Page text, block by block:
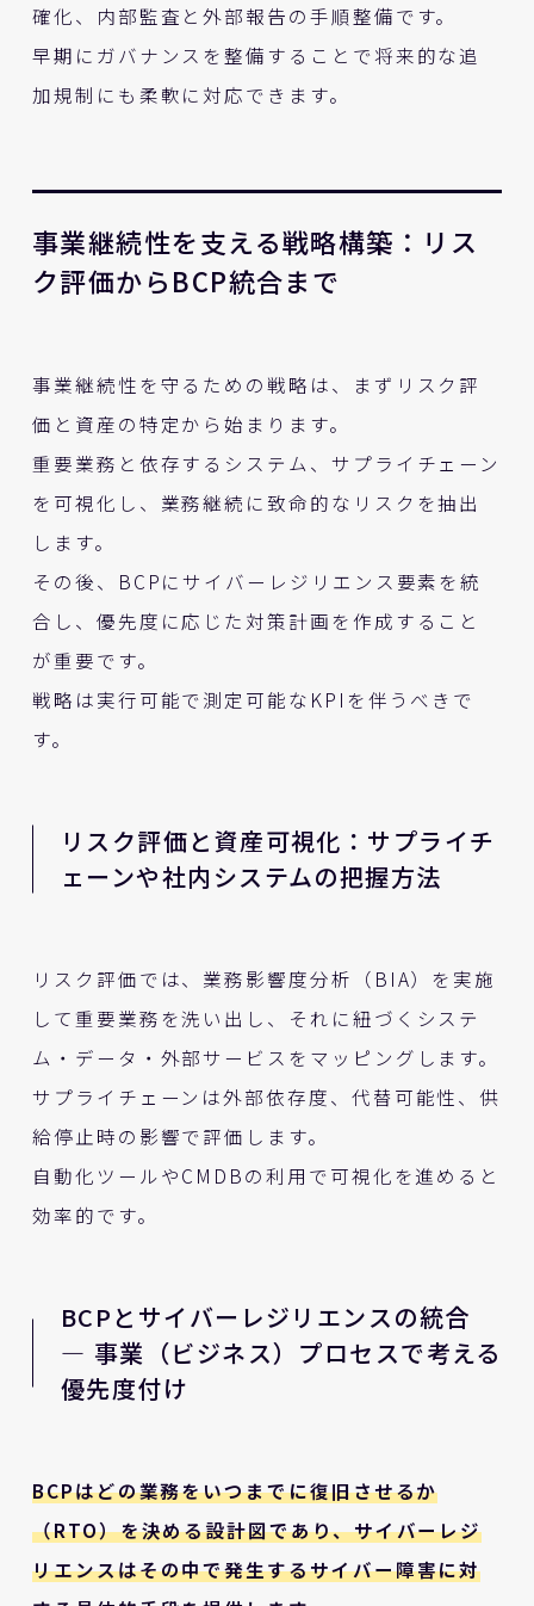
確化、内部監査と外部報告の手順整備です。
早期にガバナンスを整備することで将来的な追
加規制にも柔軟に対応できます。
事業継続性を支える戦略構築：リス
ク評価からBCP統合まで
事業継続性を守るための戦略は、まずリスク評
価と資産の特定から始まります。
重要業務と依存するシステム、サプライチェーン
を可視化し、業務継続に致命的なリスクを抽出
します。
その後、BCPにサイバーレジリエンス要素を統
合し、優先度に応じた対策計画を作成すること
が重要です。
戦略は実行可能で測定可能なKPIを伴うべきで
す。
リスク評価と資産可視化：サプライチ
ェーンや社内システムの把握方法
リスク評価では、業務影響度分析（BIA）を実施
して重要業務を洗い出し、それに紐づくシステ
ム・データ・外部サービスをマッピングします。
サプライチェーンは外部依存度、代替可能性、供
給停止時の影響で評価します。
自動化ツールやCMDBの利用で可視化を進めると
効率的です。
BCPとサイバーレジリエンスの統合
— 事業（ビジネス）プロセスで考える
優先度付け
BCPはどの業務をいつまでに復旧させるか
（RTO）を決める設計図であり、サイバーレジ
リエンスはその中で発生するサイバー障害に対